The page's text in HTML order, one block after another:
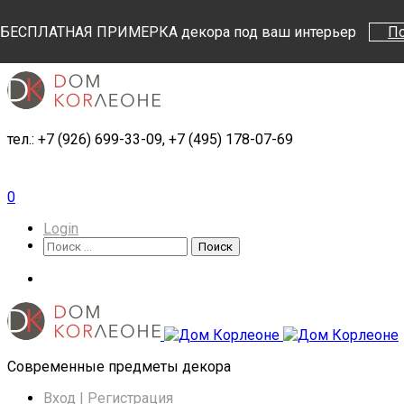
БЕСПЛАТНАЯ ПРИМЕРКА декора под ваш интерьер
тел.: +7 (926) 699-33-09, +7 (495) 178-07-69
0
Login
Поиск
Поиск
Cовременные предметы декора
Вход | Регистрация